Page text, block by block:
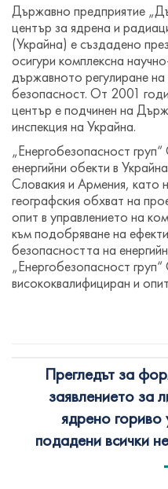
Държавно предприятие
център за ядрена и
(Украйна) е създадено
осигури комплексна
държавното регулиране
безопасност. От 2001
център е подчинен на
инспекция на Украйна.
„Енергобезопасност
енергийни обекти в
Словакия и Армения, като
географския обхват на
опит в управлението на
към подобряване на
безопасността на
„Енергобезопасност
висококвалифициран и
Прегледът за
заявлението за
ядрено гориво
подадени всички